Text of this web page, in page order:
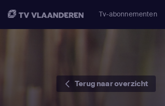
Tv-abonnementen
Terug naar overzicht